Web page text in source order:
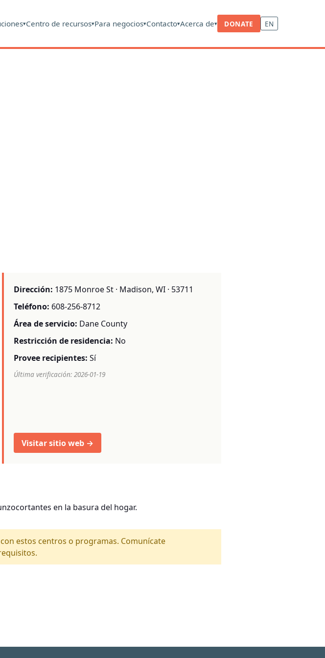
▾Centro de recursos▾Para negocios▾Contacto▾Acerca de▾ DONATE EN
Dirección: 1875 Monroe St · Madison, WI · 53711
Teléfono: 608-256-8712
Área de servicio: Dane County
Restricción de residencia: No
Provee recipientes: Sí
Última verificación: 2026-01-19
Visitar sitio web →
en la basura del hogar.
estos centros o programas. Comunícate